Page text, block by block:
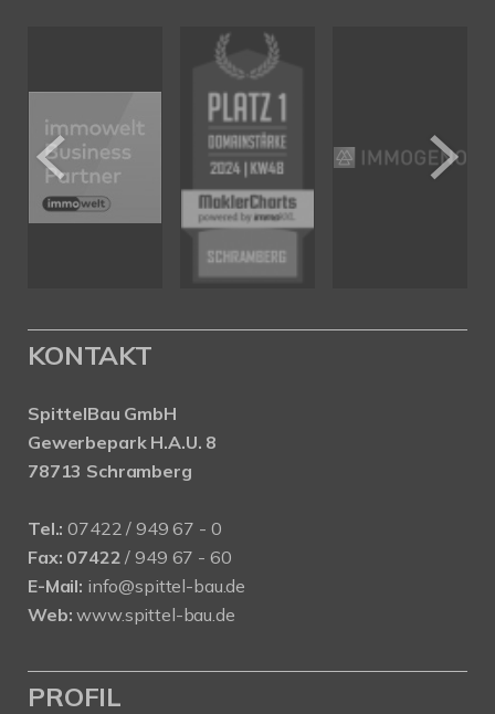
KONTAKT
SpittelBau GmbH
Gewerbepark H.A.U. 8
78713 Schramberg
Tel.: 07422 / 949 67 - 0
Fax: 07422 / 949 67 - 60
E-Mail: info@spittel-bau.de
Web: www.spittel-bau.de
PROFIL